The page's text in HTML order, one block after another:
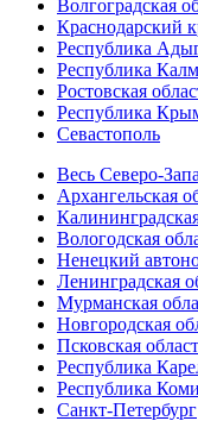
Волгоградская
Краснодарский
Республика
Республика
Ростовская
Республика
Севастополь
Весь Северо-
Архангельская
Вологодская
Ненецкий
Ленинградская
Мурманская
Новгородская
Псковская
Республика
Республика Коми
Санкт-Петербург